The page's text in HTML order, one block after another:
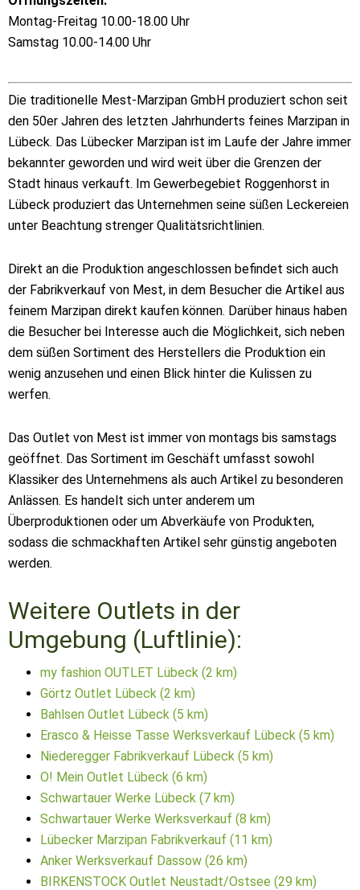
Montag-Freitag 10.00-18.00 Uhr
Samstag 10.00-14.00 Uhr
Die traditionelle Mest-Marzipan GmbH produziert schon seit
den 50er Jahren des letzten Jahrhunderts feines Marzipan in
Lübeck. Das Lübecker Marzipan ist im Laufe der Jahre immer
bekannter geworden und wird weit über die Grenzen der
Stadt hinaus verkauft. Im Gewerbegebiet Roggenhorst in
Lübeck produziert das Unternehmen seine süßen Leckereien
unter Beachtung strenger Qualitätsrichtlinien.
Direkt an die Produktion angeschlossen befindet sich auch
der Fabrikverkauf von Mest, in dem Besucher die Artikel aus
feinem Marzipan direkt kaufen können. Darüber hinaus haben
die Besucher bei Interesse auch die Möglichkeit, sich neben
dem süßen Sortiment des Herstellers die Produktion ein
wenig anzusehen und einen Blick hinter die Kulissen zu
werfen.
Das Outlet von Mest ist immer von montags bis samstags
geöffnet. Das Sortiment im Geschäft umfasst sowohl
Klassiker des Unternehmens als auch Artikel zu besonderen
Anlässen. Es handelt sich unter anderem um
Überproduktionen oder um Abverkäufe von Produkten,
sodass die schmackhaften Artikel sehr günstig angeboten
werden.
Weitere Outlets in der
Umgebung (Luftlinie):
my fashion OUTLET Lübeck (2 km)
Görtz Outlet Lübeck (2 km)
Bahlsen Outlet Lübeck (5 km)
Erasco & Heisse Tasse Werksverkauf Lübeck (5 km)
Niederegger Fabrikverkauf Lübeck (5 km)
O! Mein Outlet Lübeck (6 km)
Schwartauer Werke Lübeck (7 km)
Schwartauer Werke Werksverkauf (8 km)
Lübecker Marzipan Fabrikverkauf (11 km)
Anker Werksverkauf Dassow (26 km)
BIRKENSTOCK Outlet Neustadt/Ostsee (29 km)